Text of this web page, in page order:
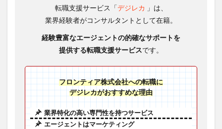
転職支援サービス「デジレカ 」は、
業界経験者がコンサルタントとして在籍。
経験豊富なエージェントの的確なサポートを
提供する転職支援サービスです。
フロンティア株式会社への転職に
デジレカがおすすめな理由
業界特化の高い専門性を持つサービス
エージェントはマーケティング